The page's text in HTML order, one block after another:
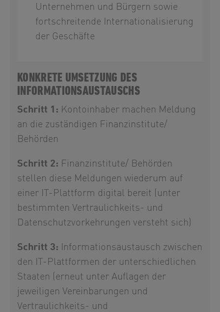
Unternehmen und Bürgern sowie
fortschreitende Internationalisierung
der Geschäfte
KONKRETE UMSETZUNG DES
INFORMATIONSAUSTAUSCHS
Schritt 1: Kontoinhaber machen Meldung
an die zuständigen Finanzinstitute/
Behörden
Schritt 2: Finanzinstitute/ Behörden
stellen diese Meldungen wiederum auf
einer IT-Plattform digital bereit (unter
bestimmten Vertraulichkeits- und
Datenschutzvorkehrungen versteht sich)
Schritt 3: Informationsaustausch zwischen
den IT-Plattformen der unterschiedlichen
Staaten (erneut unter Auflagen der
jeweiligen Vereinbarungen und
Vertraulichkeits- und